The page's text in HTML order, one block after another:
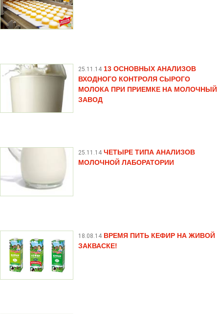
25.11.14 13 ОСНОВНЫХ АНАЛИЗОВ
ВХОДНОГО КОНТРОЛЯ СЫРОГО
МОЛОКА ПРИ ПРИЕМКЕ НА МОЛОЧНЫЙ
ЗАВОД
25.11.14 ЧЕТЫРЕ ТИПА АНАЛИЗОВ
МОЛОЧНОЙ ЛАБОРАТОРИИ
18.08.14 ВРЕМЯ ПИТЬ КЕФИР НА ЖИВОЙ
ЗАКВАСКЕ!